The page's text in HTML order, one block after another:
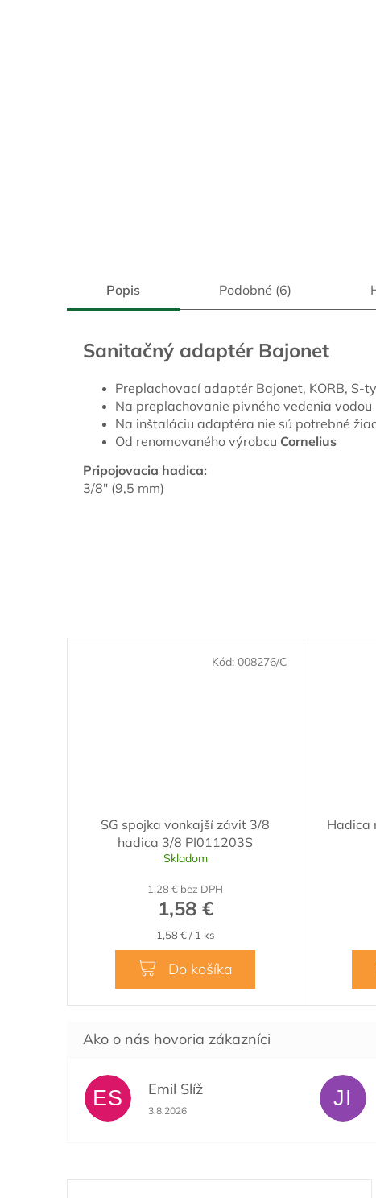
SG spojka vonkajší závit 3/8
hadica 3/8 PI011203S
Skladom
1,28 € bez DPH
1,58 €
Jednotková
cena:
1,58 € / 1 ks
Do košíka
Kód: 008276/C
Hadica
Popis Podobné (6)
Sanitačný adaptér Bajonet
Preplachovací adaptér Bajonet, KORB, S-
Na preplachovanie pivného vedenia vodou
Na inštaláciu adaptéra nie sú potrebné
Od renomovaného výrobcu Cornelius
Pripojovacia hadica:
3/8" (9,5 mm)
ES Emil Slíž
Hodnotenie obchodu je 5 z 5 hviezdičiek.
3.8.2026
JI